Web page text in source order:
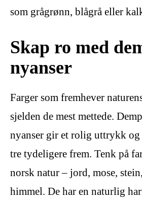
som grågrønn, blågrå eller
Skap ro med
nyanser
Farger som fremhever
sjelden de mest mettede.
nyanser gir et rolig uttrykk og
tre tydeligere frem. Tenk på
norsk natur – jord, mose,
himmel. De har en naturlig